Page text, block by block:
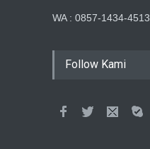
WA : 0857-1434-4513
Follow Kami